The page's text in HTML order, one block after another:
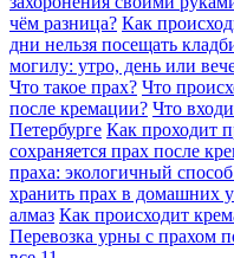
чём разница? Как
дни нельзя посещать
могилу: утро, день или
Что такое прах? Что
после кремации? Что
Петербурге Как проходит
сохраняется прах после
праха: экологичный
хранить прах в домашних
алмаз Как происходит
Перевозка урны с прахом